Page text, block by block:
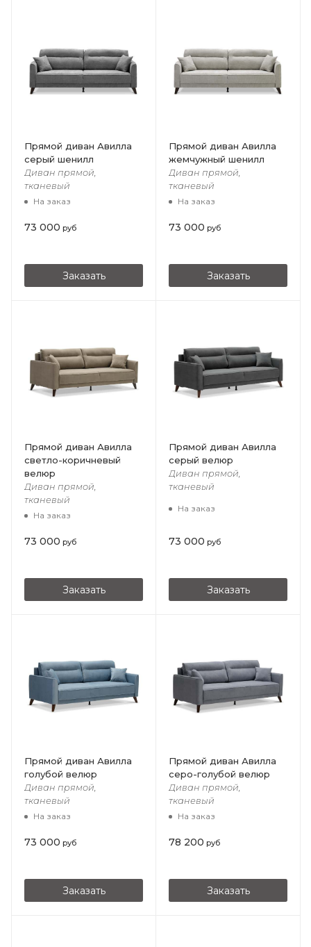
Прямой диван Авилла
серый шенилл
Диван прямой,
тканевый
На заказ
73 000 руб
Заказать
Прямой диван Авилла
жемчужный шенилл
Диван прямой,
тканевый
На заказ
73 000 руб
Заказать
Прямой диван Авилла
светло-коричневый
велюр
Диван прямой,
тканевый
На заказ
73 000 руб
Заказать
Прямой диван Авилла
серый велюр
Диван прямой,
тканевый
На заказ
73 000 руб
Заказать
Прямой диван Авилла
голубой велюр
Диван прямой,
тканевый
На заказ
73 000 руб
Заказать
Прямой диван Авилла
серо-голубой велюр
Диван прямой,
тканевый
На заказ
78 200 руб
Заказать